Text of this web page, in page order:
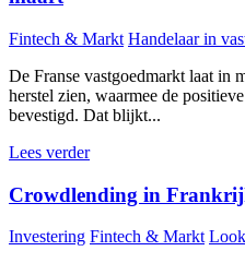
Fintech & Markt Handelaar in
De Franse vastgoedmarkt laat in
herstel zien, waarmee de
bevestigd. Dat blijkt...
Lees verder
Crowdlending in
Investering Fintech & Markt